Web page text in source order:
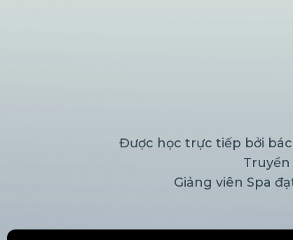
Được học trực tiếp bởi
Giảng viên Spa